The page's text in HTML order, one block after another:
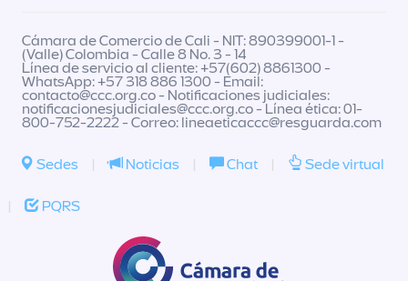
Cámara de Comercio de Cali - NIT: 890399001-1 -
(Valle) Colombia - Calle 8 No. 3 - 14
Línea de servicio al cliente: +57(602) 8861300 -
WhatsApp: +57 318 886 1300 - Email:
contacto@ccc.org.co- Notificaciones judiciales:
notificacionesjudiciales@ccc.org.co- Línea ética: 01-
800-752-2222 - Correo: lineaeticaccc@resguarda.com
Sedes | Noticias | Chat | Sede virtual
| PQRS